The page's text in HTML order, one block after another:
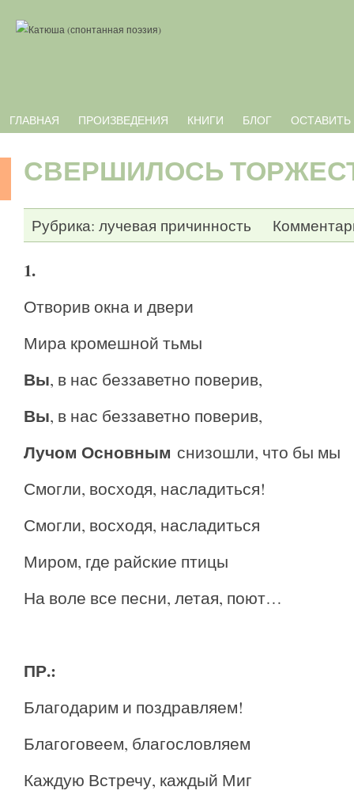
ГЛАВНАЯ ПРОИЗВЕДЕНИЯ КНИГИ БЛОГ
СВЕРШИЛОСЬ
Рубрика: лучевая причинность
1.
Отворив окна и двери
Мира кромешной тьмы
Вы, в нас беззаветно поверив,
Вы, в нас беззаветно поверив,
Лучом Основным снизошли, что бы мы
Смогли, восходя, насладиться!
Смогли, восходя, насладиться
Миром, где райские птицы
На воле все песни, летая, поют…
ПР.:
Благодарим и поздравляем!
Благоговеем, благословляем
Каждую Встречу, каждый Миг